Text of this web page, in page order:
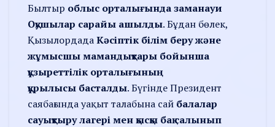
Былтыр облыс орталығында заманауи
Оқушылар сарайы ашылды. Бұдан бөлек,
ҚызылордадаКәсіптік білім беру және
жұмысшы мамандықтары бойынша
құзыреттілік орталығының
құрылысы басталды. Бүгінде Президент
саябағында уақыт талабына сай балалар
сауықтыру лагері мен қысқы бақ салынып